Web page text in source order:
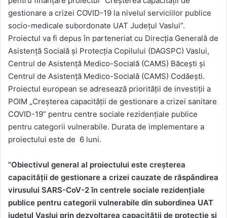
gestionare a crizei COVID-19 la nivelul serviciilor publice
socio-medicale subordonate UAT Județul Vaslui”.
Proiectul va fi depus în parteneriat cu Direcția Generală de
Asistență Socială și Protecția Copilului (DAGSPC) Vaslui,
Centrul de Asistență Medico-Socială (CAMS) Băceşti și
Centrul de Asistență Medico-Socială (CAMS) Codăeşti.
Proiectul european se adresează priorității de investiții a
POIM „Creșterea capacității de gestionare a crizei sanitare
COVID-19” pentru centre sociale rezidențiale publice
pentru categorii vulnerabile. Durata de implementare a
proiectului este de 6 luni.
”Obiectivul general al proiectului este creșterea
capacității de gestionare a crizei cauzate de răspândirea
virusului SARS-CoV-2 în centrele sociale rezidențiale
publice pentru categorii vulnerabile din subordinea UAT
județul Vaslui prin dezvoltarea capacității de protecție și